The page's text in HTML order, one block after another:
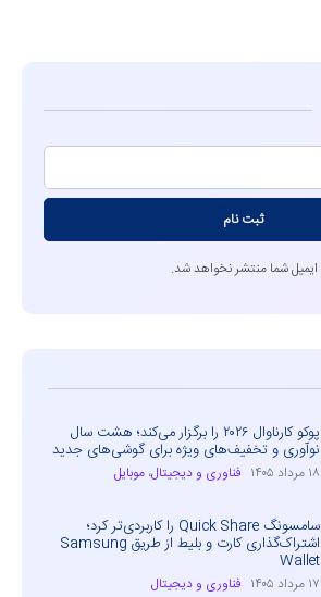
ثبت نام
ایمیل شما منتشر نخواهد شد.
پوکو کارناوال ۲۰۲۶ را برگزار می‌کند؛ هشت سال
نوآوری و تخفیف‌های ویژه برای گوشی‌های جدید
۱۸ مرداد ۱۴۰۵ فناوری و دیجیتال، موبایل
سامسونگ Quick Share را کاربردی‌تر کرد؛
اشتراک‌گذاری کارت و بلیط از طریق Samsung
Wallet
۱۷ مرداد ۱۴۰۵ فناوری و دیجیتال